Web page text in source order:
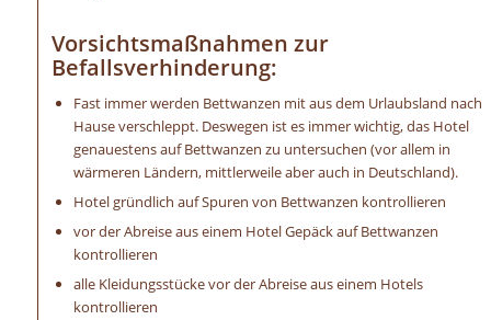
Vorsichtsmaßnahmen zur
Befallsverhinderung:
Fast immer werden Bettwanzen mit aus dem Urlaubsland nach
Hause verschleppt. Deswegen ist es immer wichtig, das Hotel
genauestens auf Bettwanzen zu untersuchen (vor allem in
wärmeren Ländern, mittlerweile aber auch in Deutschland).
Hotel gründlich auf Spuren von Bettwanzen kontrollieren
vor der Abreise aus einem Hotel Gepäck auf Bettwanzen
kontrollieren
alle Kleidungsstücke vor der Abreise aus einem Hotels
kontrollieren